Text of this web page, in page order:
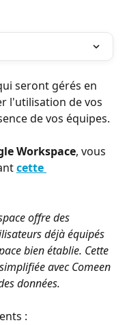
seront gérés en
l'utilisation de vos
de vos équipes.
Workspace, vous
cette
offre des
déjà équipés
bien établie. Cette
avec Comeen
données.
: